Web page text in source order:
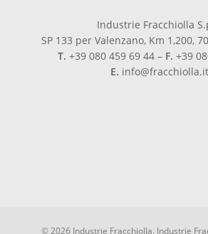
Industrie Fracchiolla
SP 133 per Valenzano, Km 1,200,
T. +39 080 459 69 44 – F. +39
E. info@fracchiolla.it
© 2026 Industrie Fracchiolla. Industrie